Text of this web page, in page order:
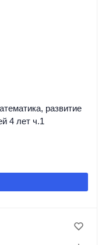
развитие
4 лет ч.1